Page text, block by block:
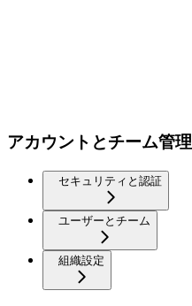
アカウントとチーム管理
セキュリティと認証
ユーザーとチーム
組織設定